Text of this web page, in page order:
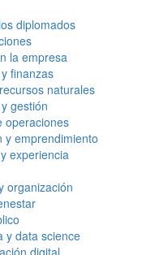
diplomados
la empresa
finanzas
naturales
gestión
operaciones
y emprendimiento
experiencia
organización
y data science